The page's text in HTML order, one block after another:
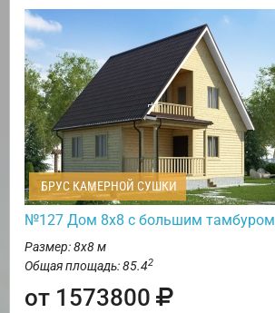
БРУС КАМЕРНОЙ СУШКИ
№127 Дом 8х8 с большим тамбуром
Размер: 8х8 м
Общая площадь: 85.42
от 1573800